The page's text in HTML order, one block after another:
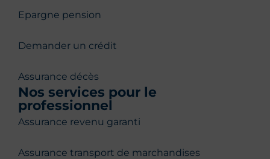
Epargne pension
Demander un crédit
Assurance décès
Nos services pour le
professionnel
Assurance revenu garanti
Assurance transport de marchandises